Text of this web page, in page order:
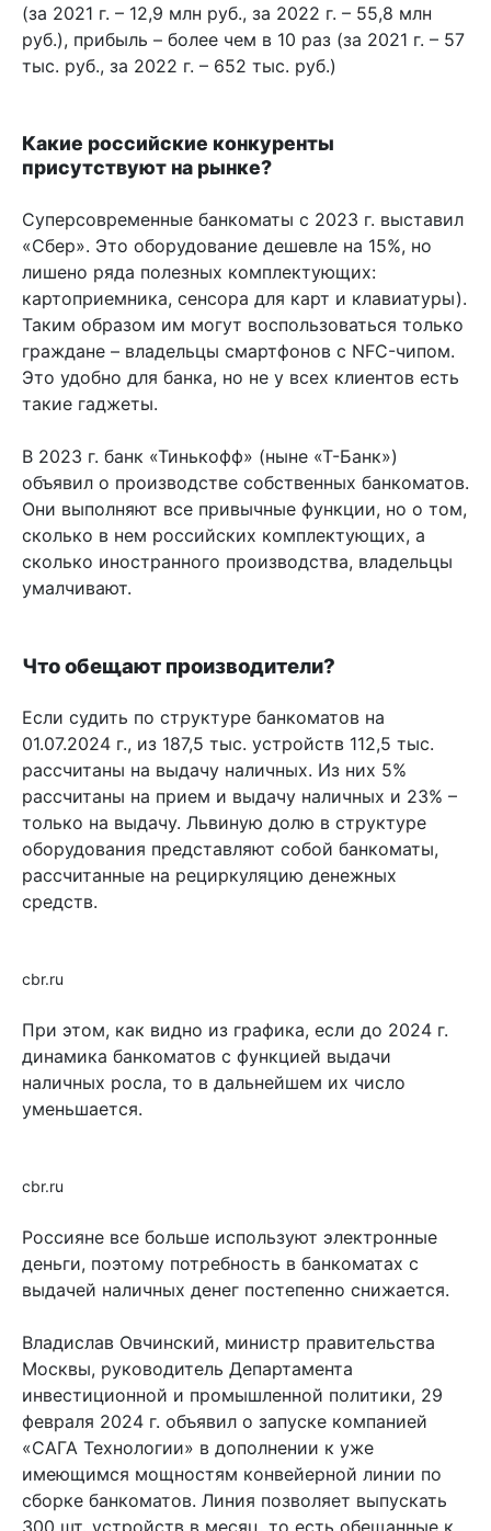
(за 2021 г. – 12,9 млн руб., за 2022 г. – 55,8 млн
руб.), прибыль – более чем в 10 раз (за 2021 г. – 57
тыс. руб., за 2022 г. – 652 тыс. руб.)
Какие российские конкуренты
присутствуют на рынке?
Суперсовременные банкоматы с 2023 г. выставил
«Сбер». Это оборудование дешевле на 15%, но
лишено ряда полезных комплектующих:
картоприемника, сенсора для карт и клавиатуры).
Таким образом им могут воспользоваться только
граждане – владельцы смартфонов с NFC-чипом.
Это удобно для банка, но не у всех клиентов есть
такие гаджеты.
В 2023 г. банк «Тинькофф» (ныне «Т-Банк»)
объявил о производстве собственных банкоматов.
Они выполняют все привычные функции, но о том,
сколько в нем российских комплектующих, а
сколько иностранного производства, владельцы
умалчивают.
Что обещают производители?
Если судить по структуре банкоматов на
01.07.2024 г., из 187,5 тыс. устройств 112,5 тыс.
рассчитаны на выдачу наличных. Из них 5%
рассчитаны на прием и выдачу наличных и 23% –
только на выдачу. Львиную долю в структуре
оборудования представляют собой банкоматы,
рассчитанные на рециркуляцию денежных
средств.
cbr.ru
При этом, как видно из графика, если до 2024 г.
динамика банкоматов с функцией выдачи
наличных росла, то в дальнейшем их число
уменьшается.
cbr.ru
Россияне все больше используют электронные
деньги, поэтому потребность в банкоматах с
выдачей наличных денег постепенно снижается.
Владислав Овчинский, министр правительства
Москвы, руководитель Департамента
инвестиционной и промышленной политики, 29
февраля 2024 г. объявил о запуске компанией
«САГА Технологии» в дополнении к уже
имеющимся мощностям конвейерной линии по
сборке банкоматов. Линия позволяет выпускать
300 шт. устройств в месяц, то есть обещанные к